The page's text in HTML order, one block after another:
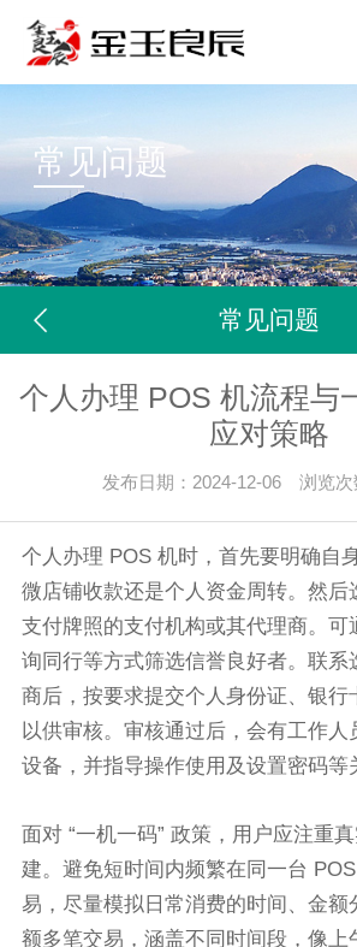
常见问题
常见问题
个人办理 POS 机流程与
应对策略
发布日期：2024-12-06 浏览次
个人办理 POS 机时，首先要明确自
微店铺收款还是个人资金周转。然后
支付牌照的支付机构或其代理商。可
询同行等方式筛选信誉良好者。联系
商后，按要求提交个人身份证、银行
以供审核。审核通过后，会有工作人
设备，并指导操作使用及设置密码等
面对 “一机一码” 政策，用户应注重
建。避免短时间内频繁在同一台
易，尽量模拟日常消费的时间、金额
额多笔交易，涵盖不同时间段，像上